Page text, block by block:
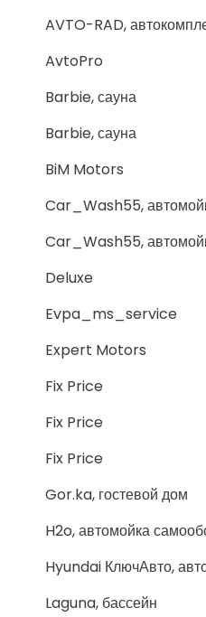
AVTO-RAD,
AvtoPro
Barbie, сауна
Barbie, сауна
BiM Motors
Car_Wash55,
Car_Wash55,
Deluxe
Evpa_ms_service
Expert Motors
Fix Price
Fix Price
Fix Price
Gor.ka, гостевой дом
H2o, автомойка
Hyundai КлючАвто,
Laguna, бассейн